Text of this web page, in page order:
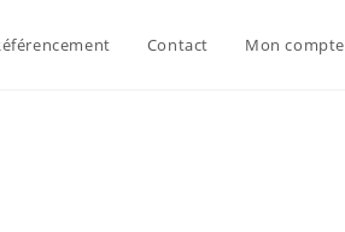
Contact Mon compte